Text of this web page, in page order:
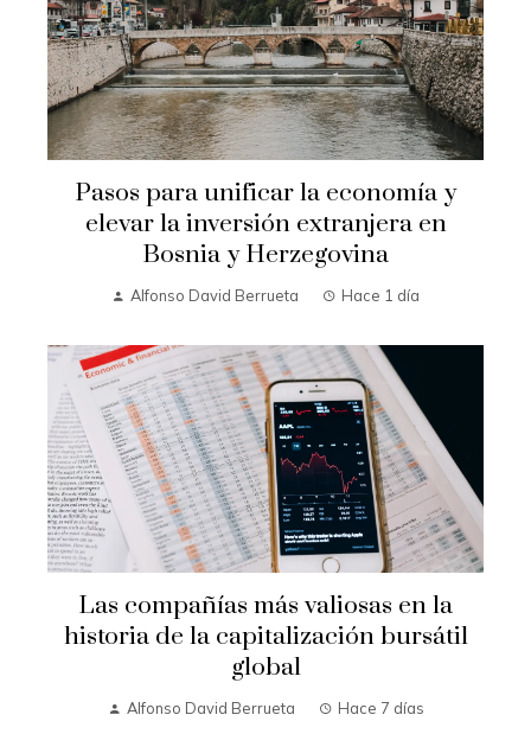
Pasos para unificar la economía y
elevar la inversión extranjera en
Bosnia y Herzegovina
Alfonso David Berrueta Hace 1 día
Las compañías más valiosas en la
historia de la capitalización bursátil
global
Alfonso David Berrueta Hace 7 días